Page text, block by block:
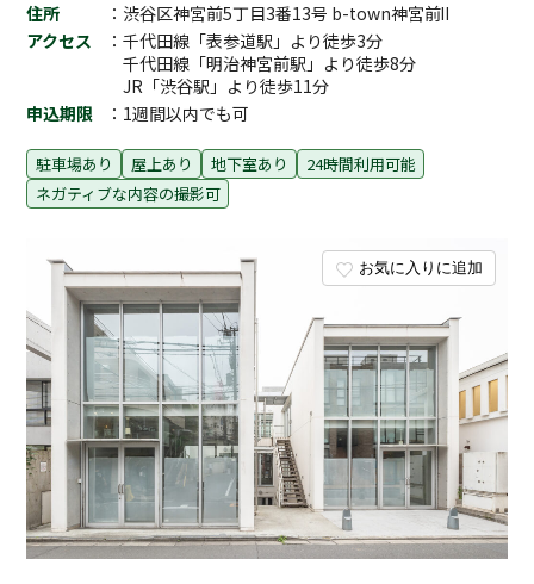
お気に入りに追加
住所
：渋谷区神宮前5丁目3番13号 b-town神宮前Ⅱ
アクセス
：千代田線「表参道駅」より徒歩3分
千代田線「明治神宮前駅」より徒歩8分
JR「渋谷駅」より徒歩11分
申込期限
：1週間以内でも可
駐車場あり 屋上あり 地下室あり
24時間利用可能
ネガティブな内容の撮影可